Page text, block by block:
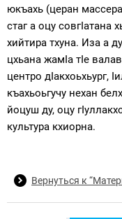
юкъахь (церан
стаг а оцу совгIатана
хийтира тхуна. Иза а
цхьана жамIа тIе
центро дIакхоьхьург,
къахьоьгучу нехан
йоцуш ду, оцу
культура кхиорна.
Вернуться к